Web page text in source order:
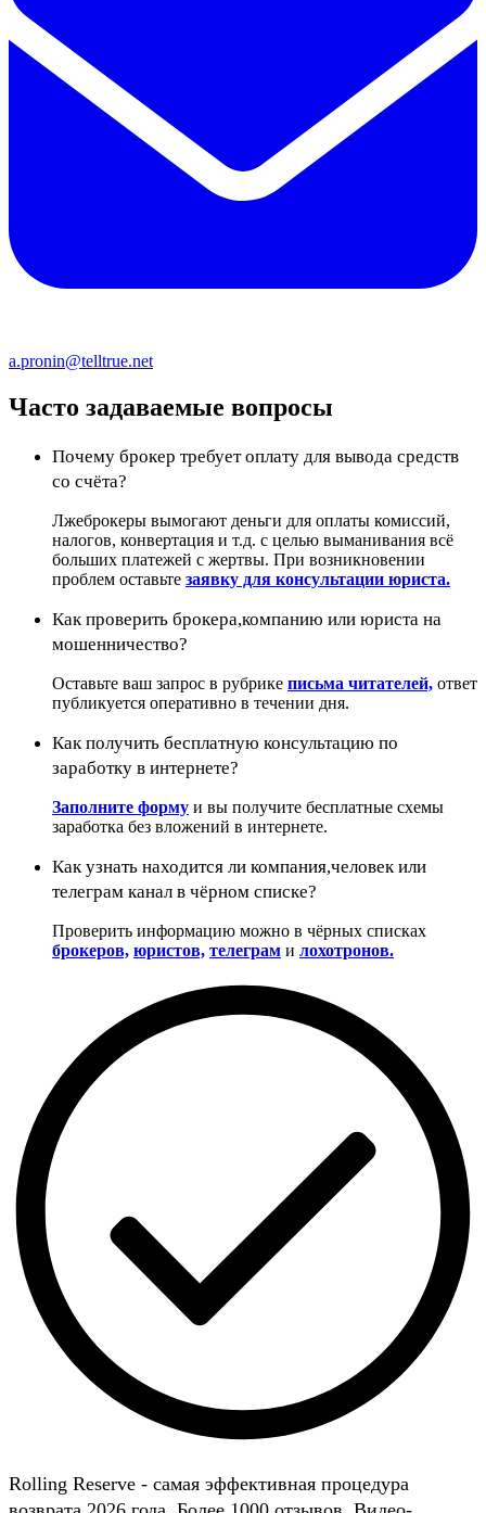
a.pronin@telltrue.net
Часто задаваемые вопросы
Почему брокер требует оплату для вывода средств
со счёта?
Лжеброкеры вымогают деньги для оплаты комиссий,
налогов, конвертация и т.д. с целью выманивания всё
больших платежей с жертвы. При возникновении
проблем оставьте заявку для консультации юриста.
Как проверить брокера,компанию или юриста на
мошенничество?
Оставьте ваш запрос в рубрике письма читателей, ответ
публикуется оперативно в течении дня.
Как получить бесплатную консультацию по
заработку в интернете?
Заполните форму и вы получите бесплатные схемы
заработка без вложений в интернете.
Как узнать находится ли компания,человек или
телеграм канал в чёрном списке?
Проверить информацию можно в чёрных списках
брокеров, юристов, телеграм и лохотронов.
Rolling Reserve - самая эффективная процедура